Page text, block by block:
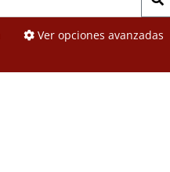
Ver opciones avanzadas